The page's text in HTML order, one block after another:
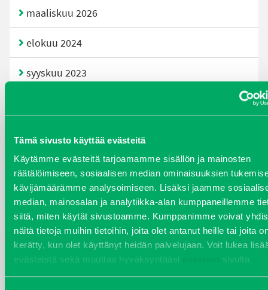
Tämä sivusto käyttää evästeitä
Käytämme evästeitä tarjoamamme sisällön ja mainosten
räätälöimiseen, sosiaalisen median ominaisuuksien
kävijämäärämme analysoimiseen. Lisäksi jaamme
median, mainosalan ja analytiikka-alan kumppaneillemme
siitä, miten käytät sivustoamme. Kumppanimme voivat
näitä tietoja muihin tietoihin, joita olet antanut heille tai joita
kerätty, kun olet käyttänyt heidän palvelujaan. Voit lukea
evästeistä sekä muuttaa hyväksyntääsi
sivulta.
maaliskuu 2026
elokuu 2024
syyskuu 2023
helmikuu 2022
joulukuu 2021
lokakuu 2021
kesäkuu 2021
tammikuu 2021